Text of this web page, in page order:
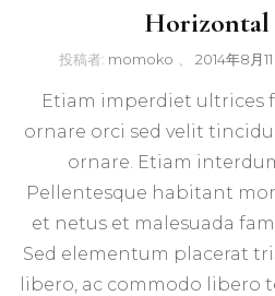
Horizontal
投稿者: momoko 2014年8月11
Etiam imperdiet ultrices
ornare orci sed velit
ornare. Etiam
Pellentesque habitant
et netus et malesuada
Sed elementum placerat
libero, ac commodo libero